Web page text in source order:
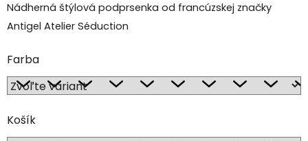
Nádherná štýlová podprsenka od francúzskej značky
Antigel Atelier Séduction
Farba
Košík